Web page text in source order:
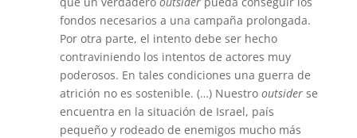
fondos necesa­rios a una campaña prolongada.
Por otra parte, el intento debe ser hecho
contraviniendo los intentos de actores muy
poderosos. En tales condiciones una guerra de
atrición no es sostenible. (…) Nuestro outsiderse
encuentra en la situación de Israel, país
pequeño y rodeado de enemigos mucho más